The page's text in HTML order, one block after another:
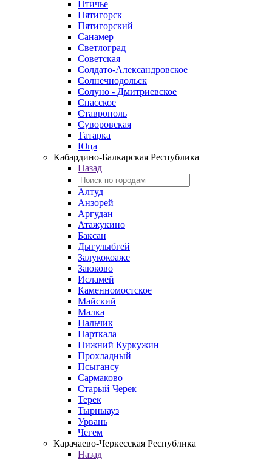
Птичье
Пятигорск
Пятигорский
Санамер
Светлоград
Советская
Солдато-Александровское
Солнечнодольск
Солуно - Дмитриевское
Спасское
Ставрополь
Суворовская
Татарка
Юца
Кабардино‑Балкарская Республика
Назад
Алтуд
Анзорей
Аргудан
Атажукино
Баксан
Дыгулыбгей
Залукокоаже
Заюково
Исламей
Каменномостское
Майский
Малка
Нальчик
Нарткала
Нижний Куркужин
Прохладный
Псыгансу
Сармаково
Старый Черек
Терек
Тырныауз
Урвань
Чегем
Карачаево-Черкесская Республика
Назад